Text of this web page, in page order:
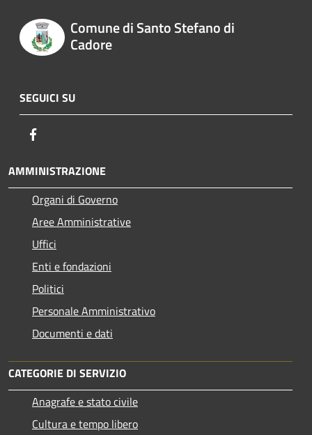
Comune di Santo Stefano di
Cadore
SEGUICI SU
AMMINISTRAZIONE
Organi di Governo
Aree Amministrative
Uffici
Enti e fondazioni
Politici
Personale Amministrativo
Documenti e dati
CATEGORIE DI SERVIZIO
Anagrafe e stato civile
Cultura e tempo libero